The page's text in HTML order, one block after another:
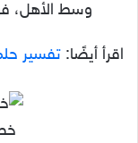
وسط الأهل،
اقرأ أيضًا: تفسير